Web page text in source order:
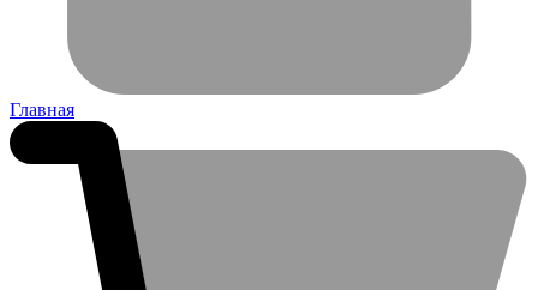
Главная